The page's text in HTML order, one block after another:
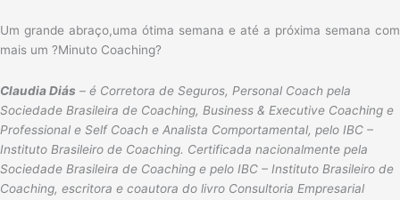
Um grande abraço,uma ótima semana e até a próxima semana com
mais um ?Minuto Coaching?
Claudia Diás – é Corretora de Seguros, Personal Coach pela
Sociedade Brasileira de Coaching, Business & Executive Coaching e
Professional e Self Coach e Analista Comportamental, pelo IBC –
Instituto Brasileiro de Coaching. Certificada nacionalmente pela
Sociedade Brasileira de Coaching e pelo IBC – Instituto Brasileiro de
Coaching, escritora e coautora do livro Consultoria Empresarial